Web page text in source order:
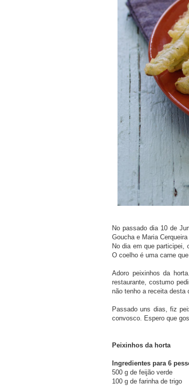
No passado dia 10 de
Goucha e Maria
No dia em que participei,
O coelho é uma carne
Adoro peixinhos da
restaurante, costumo
não tenho a receita desta
Passado uns dias, fiz
convosco. Espero que
Peixinhos da horta
Ingredientes para 6
500 g de feijão verde
100 g de farinha de trigo